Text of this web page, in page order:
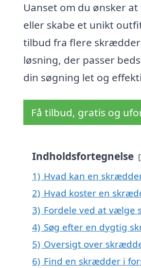
Uanset om du ønsker
eller skabe et unikt
tilbud fra flere
løsning, der passer
din søgning let og
Få tilbud, gratis og
Indholdsfortegnelse
1) Hvad kan en
2) Hvad koster en
3) Fordele ved at vælge
4) Søg efter en dygtig
5) Oversigt over
6) Find en skrædder i